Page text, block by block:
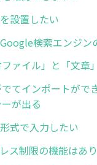
設置したい
検索エンジ
ァイル」と「文章
てインポートが
が出る
式で入力したい
ス制限の機能はあ